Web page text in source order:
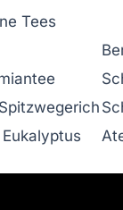
Tees